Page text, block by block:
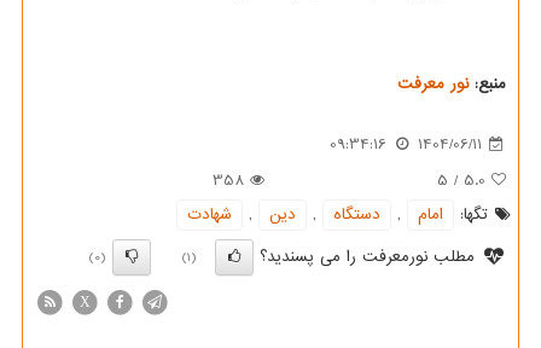
منبع:نور معرفت
1404/06/11
09:34:16
5.0
/
5
358
تگها:
امام , دستگاه , دین ,
شهادت
مطلب نورمعرفت را می پسندید؟
(1)
(0)
X